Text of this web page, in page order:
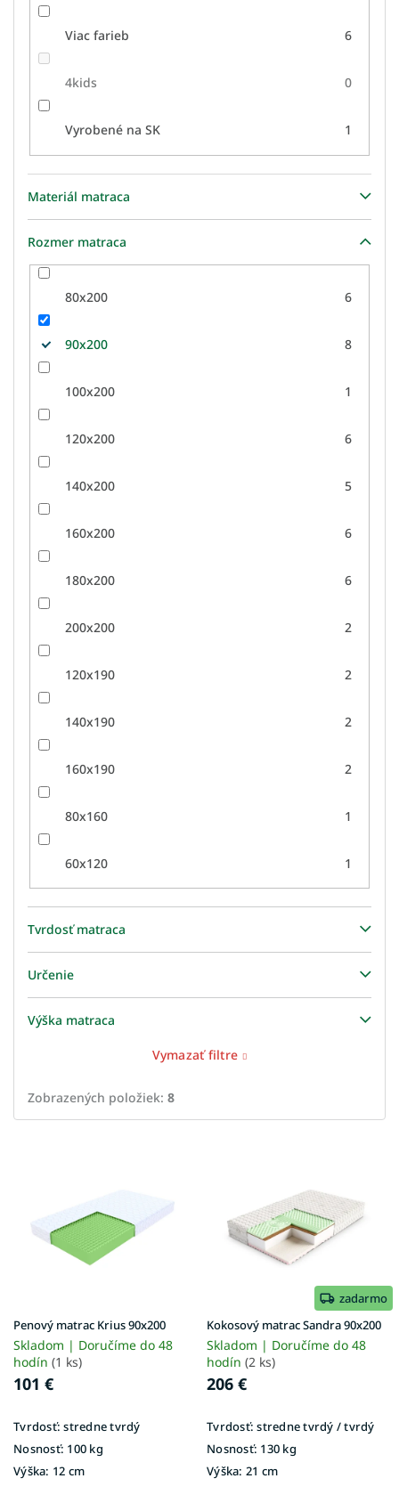
Viac farieb 6
4kids 0
Vyrobené na SK 1
Materiál matraca
Rozmer matraca
80x200 6
90x200 8
100x200 1
120x200 6
140x200 5
160x200 6
180x200 6
200x200 2
120x190 2
140x190 2
160x190 2
80x160 1
60x120 1
Tvrdosť matraca
Určenie
Výška matraca
Vymazať filtre
Zobrazených položiek: 8
u
k
t
o
Penový matrac Krius 90x200
Skladom | Doručíme do 48
hodín (1 ks)
101 €
Tvrdosť: stredne tvrdý
Nosnosť: 100 kg
Výška: 12 cm
zadarmo
Kokosový matrac Sandra 90x200
Skladom | Doručíme do 48
hodín (2 ks)
206 €
Tvrdosť: stredne tvrdý / tvrdý
Nosnosť: 130 kg
Výška: 21 cm